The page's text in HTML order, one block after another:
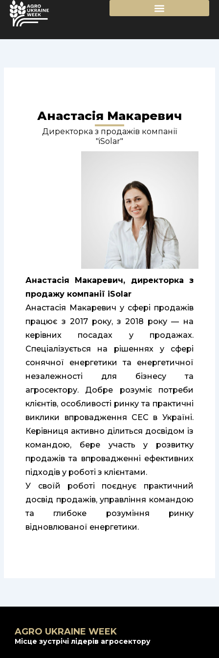
Перейти
вмісту
Анастасія Макаревич
Директорка з продажів компанії
"iSolar"
Анастасія Макаревич, директорка з
продажу компанії iSolar
Анастасія Макаревич у сфері продажів
працює з 2017 року, з 2018 року — на
керівних посадах у продажах.
Спеціалізується на рішеннях у сфері
сонячної енергетики та енергетичної
незалежності для бізнесу та
агросектору. Добре розуміє потреби
клієнтів, особливості ринку та практичні
виклики впровадження СЕС в Україні.
Керівниця активно ділиться досвідом із
командою, бере участь у розвитку
продажів та впровадженні ефективних
підходів у роботі з клієнтами.
У своїй роботі поєднує практичний
досвід продажів, управління командою
та глибоке розуміння ринку
відновлюваної енергетики.
AGRO UKRAINE WEEK
Місце зустрічі лідерів агросектору